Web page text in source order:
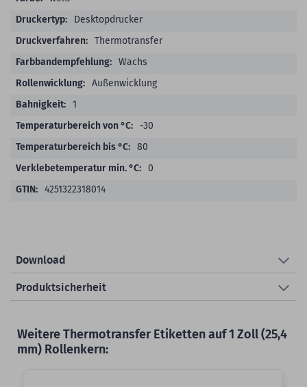
Desktopdrucker
Thermotransfer
Wachs
Außenwicklung
1
-30
80
0
4251322318014
Download
Produktsicherheit
Weitere Thermotransfer Etiketten auf 1 Zoll (25,4
mm) Rollenkern: